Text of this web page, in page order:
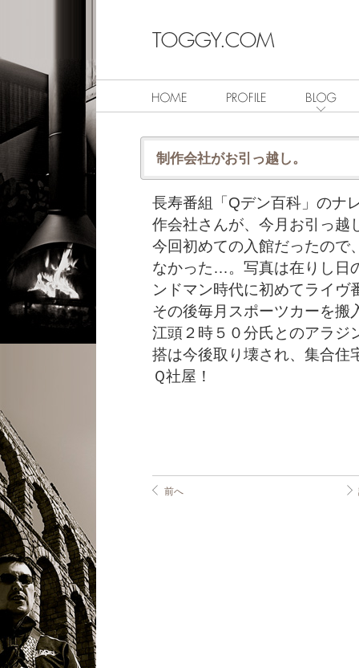
制作会社がお引っ越し。
長寿番組「Qデン百科」のナ
作会社さんが、今月お引っ越
今回初めての入館だったので
なかった…。写真は在りし日
ンドマン時代に初めてライヴ
その後毎月スポーツカーを搬
江頭２時５０分氏とのアラジ
搭は今後取り壊され、集合住
Ｑ社屋！
前へ